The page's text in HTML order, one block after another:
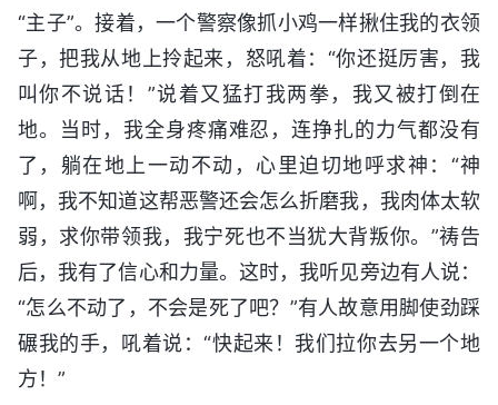
“主子”。接着，一个警察像抓小鸡一样揪住我的衣领
子，把我从地上拎起来，怒吼着：“你还挺厉害，我
叫你不说话！”说着又猛打我两拳，我又被打倒在
地。当时，我全身疼痛难忍，连挣扎的力气都没有
了，躺在地上一动不动，心里迫切地呼求神：“神
啊，我不知道这帮恶警还会怎么折磨我，我肉体太软
弱，求你带领我，我宁死也不当犹大背叛你。”祷告
后，我有了信心和力量。这时，我听见旁边有人说：
“怎么不动了，不会是死了吧？”有人故意用脚使劲踩
碾我的手，吼着说：“快起来！我们拉你去另一个地
方！”